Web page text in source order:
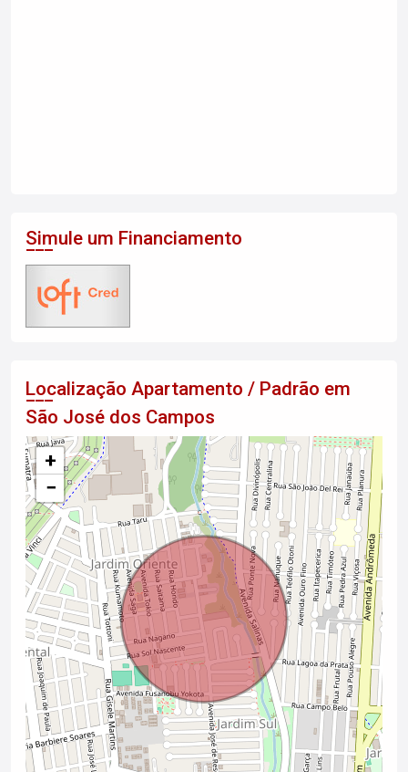
Simule um Financiamento
Localização Apartamento / Padrão em
São José dos Campos
+
−